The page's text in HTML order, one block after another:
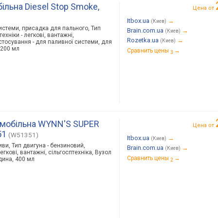
Diesel Stop Smoke,
присадка для пального, Тип
- легкові, вантажні,
- для паливної системи, для
200 мл
Цена от
Itbox.ua (Киев) →
Brain.com.ua (Киев) →
Rozetka.ua (Киев) →
Сравнить цены 3 →
WYNN'S SUPER
(W51351)
Тип двигуна - бензиновий,
вантажні, сільгосптехніка, Вузол
400 мл
Цена от
Itbox.ua (Киев) →
Brain.com.ua (Киев) →
Сравнить цены 2 →